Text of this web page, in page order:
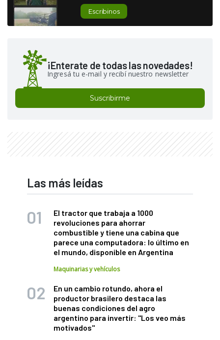
Escribinos
¡Enterate de todas las novedades!
Ingresá tu e-mail y recibí nuestro newsletter
Suscribirme
Las más leídas
El tractor que trabaja a 1000
revoluciones para ahorrar
combustible y tiene una cabina que
parece una computadora: lo último en
el mundo, disponible en Argentina
Maquinarias y vehículos
En un cambio rotundo, ahora el
productor brasilero destaca las
buenas condiciones del agro
argentino para invertir: "Los veo más
motivados"